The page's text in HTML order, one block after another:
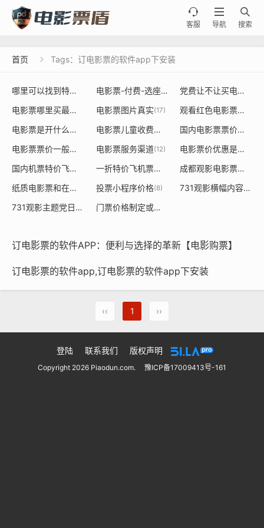

搜索

导航

客服
首页  Tags：订电影票的软件app下安装
哪里可以找到特价电影票或者餐饮票的源头 (36)
电影票-付费-选座
(20) 党费让不让买电影票
电影票哪里买最便宜 (18)电影票图片真实(17)
观看红色电影票是否能用党建经费使用
电影票是开什么发票大类是什么
(15) 电影票儿童收费标准 (14)
国内电影票票价定价制定规则
电影票票价一般多少钱一张
(13)
电影票服务渠道(12)
电影票价优惠是由谁决定的依据
国内机票特价飞机票
一折特价飞机票价格表 (8) 成都观影电影票采购
纸质电影票和在线购买票价不一样 (8)
投票小程序价格(8)
731观影横幅内容标语是什么
731观影主题党日活动
(7) 门票价格制定或调整对经济
订电影票的软件APP：便利与选择的革新【电影购票】
订电影票的软件app,订电影票的软件app下安装
‹‹ 1 ››
登陆 联系我们 版权声明
Copyright 2026 Piaodun.com. 豫ICP备17009413号-161